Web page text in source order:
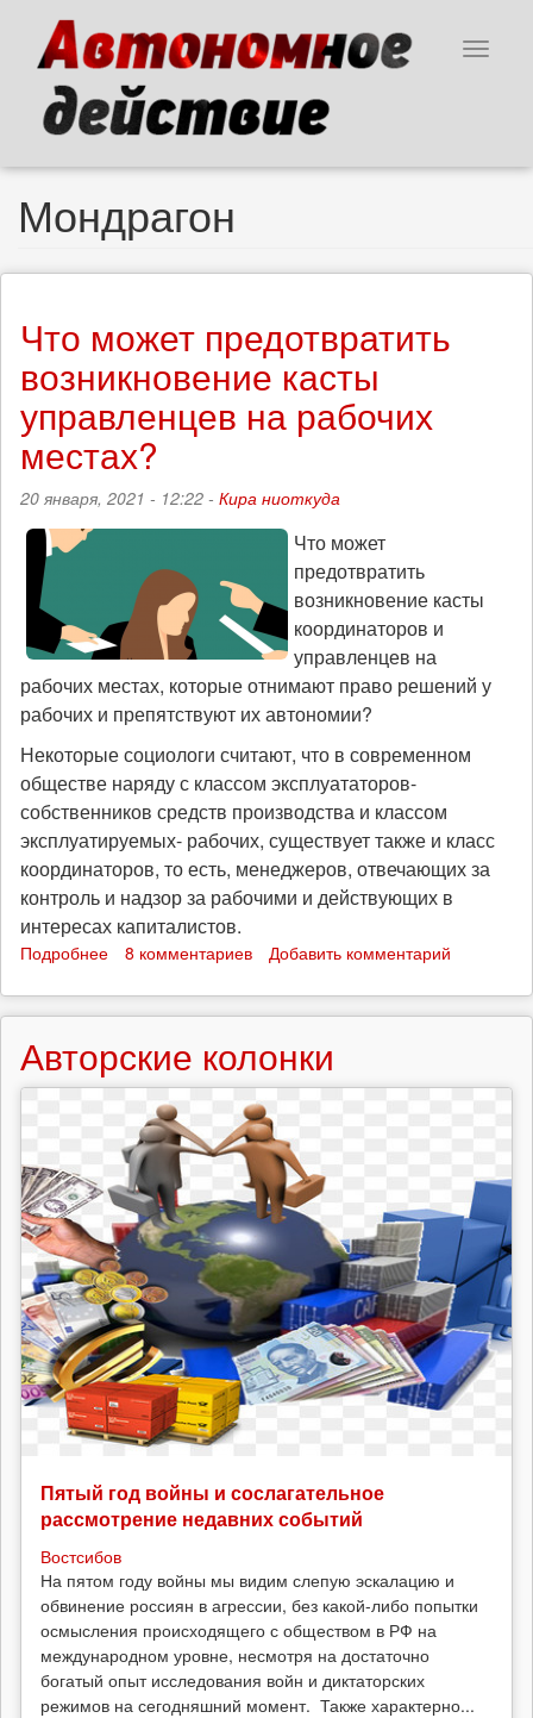
основному
содержанию
Toggle
Мондрагон
Что может предотвратить
возникновение касты
управленцев на рабочих
местах?
20 января, 2021 - 12:22 - Кира ниоткуда
Что может
предотвратить
возникновение касты
координаторов и
управленцев на
рабочих местах, которые отнимают право решений у
рабочих и препятствуют их автономии?
Некоторые социологи считают, что в современном
обществе наряду с классом эксплуататоров-
собственников средств производства и классом
эксплуатируемых- рабочих, существует также и класс
координаторов, то есть, менеджеров, отвечающих за
контроль и надзор за рабочими и действующих в
интересах капиталистов.
Подробнее
может
предотвратить
возникновение
касты
управленцев
рабочих
местах?
8 комментариев Добавить комментарий
Авторские колонки
Пятый год войны и сослагательное
рассмотрение недавних событий
Востсибов
На пятом году войны мы видим слепую эскалацию и
обвинение россиян в агрессии, без какой-либо попытки
осмысления происходящего с обществом в РФ на
международном уровне, несмотря на достаточно
богатый опыт исследования войн и диктаторских
режимов на сегодняшний момент. Также характерно...